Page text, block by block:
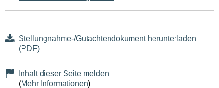
Seiteninhalt
Stellungnahme-/Gutachtendokument herunterladen
(PDF)
Inhalt dieser Seite melden
(Mehr Informationen)